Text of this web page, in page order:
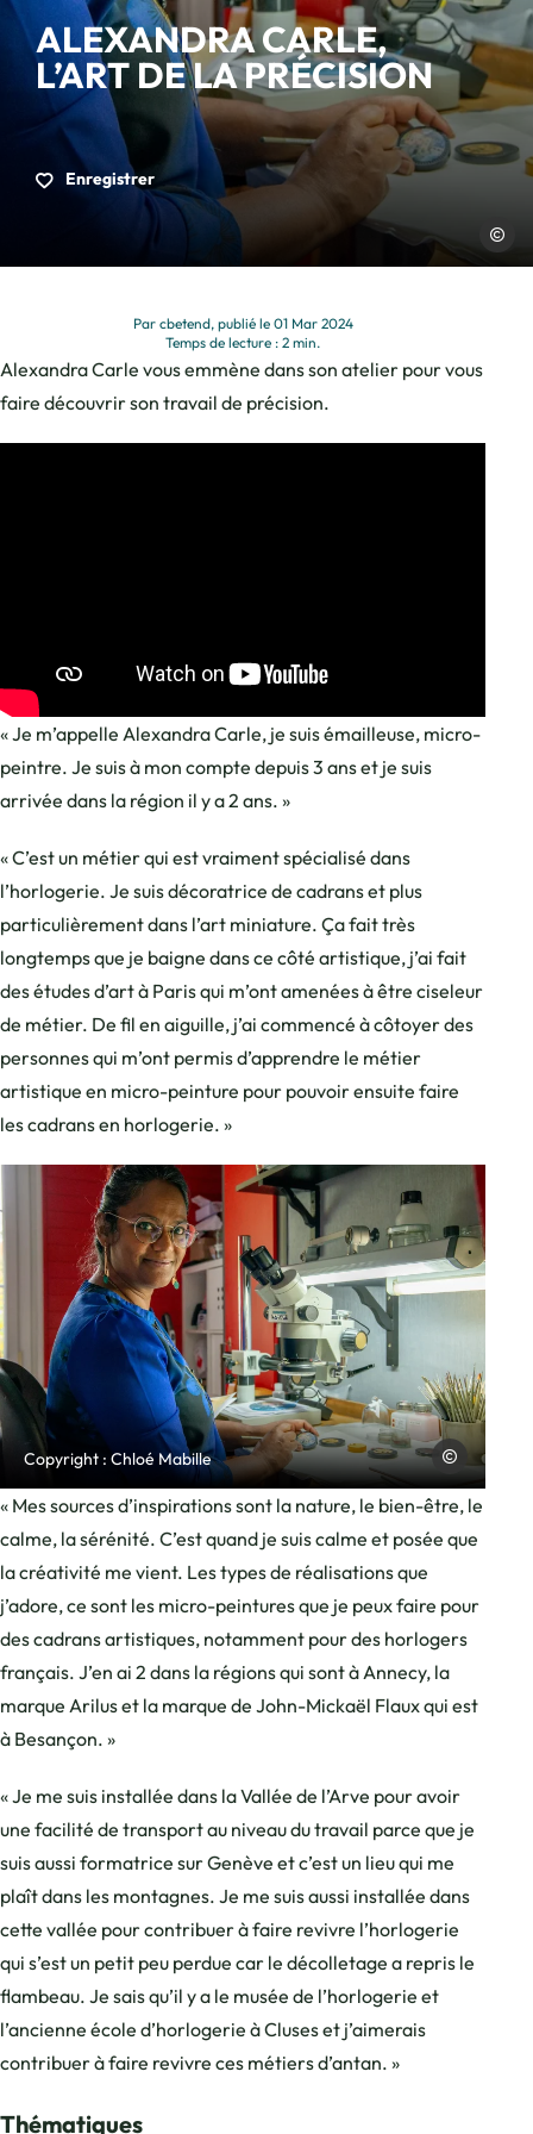
ALEXANDRA CARLE,
L’ART DE LA PRÉCISION
Enregistrer
Par cbetend, publié le 01 Mar 2024
Temps de lecture : 2 min.
Alexandra Carle vous emmène dans son atelier pour vous
faire découvrir son travail de précision.
« Je m’appelle Alexandra Carle, je suis émailleuse, micro-
peintre. Je suis à mon compte depuis 3 ans et je suis
arrivée dans la région il y a 2 ans. »
« C’est un métier qui est vraiment spécialisé dans
l’horlogerie. Je suis décoratrice de cadrans et plus
particulièrement dans l’art miniature. Ça fait très
longtemps que je baigne dans ce côté artistique, j’ai fait
des études d’art à Paris qui m’ont amenées à être ciseleur
de métier. De fil en aiguille, j’ai commencé à côtoyer des
personnes qui m’ont permis d’apprendre le métier
artistique en micro-peinture pour pouvoir ensuite faire
les cadrans en horlogerie. »
Copyright : Chloé MabillePhoto, © Charles Savouret Charles
« Mes sources d’inspirations sont la nature, le bien-être, le
calme, la sérénité. C’est quand je suis calme et posée que
la créativité me vient. Les types de réalisations que
j’adore, ce sont les micro-peintures que je peux faire pour
des cadrans artistiques, notamment pour des horlogers
français. J’en ai 2 dans la régions qui sont à Annecy, la
marque Arilus et la marque de John-Mickaël Flaux qui est
à Besançon. »
« Je me suis installée dans la Vallée de l’Arve pour avoir
une facilité de transport au niveau du travail parce que je
suis aussi formatrice sur Genève et c’est un lieu qui me
plaît dans les montagnes. Je me suis aussi installée dans
cette vallée pour contribuer à faire revivre l’horlogerie
qui s’est un petit peu perdue car le décolletage a repris le
flambeau. Je sais qu’il y a le musée de l’horlogerie et
l’ancienne école d’horlogerie à Cluses et j’aimerais
contribuer à faire revivre ces métiers d’antan. »
Thématiques